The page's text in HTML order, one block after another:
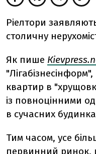
Ріелтори
столичну
Як пише
квартир в
із повноцінними
в сучасних
Тим часом, усе
первинний ринок,